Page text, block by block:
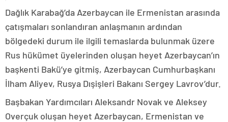
Dağlık Karabağ’da Azerbaycan ile Ermenistan arasında
çatışmaları sonlandıran anlaşmanın ardından
bölgedeki durum ile ilgili temaslarda bulunmak üzere
Rus hükümet üyelerinden oluşan heyet Azerbaycan’ın
başkenti Bakü’ye gitmiş, Azerbaycan Cumhurbaşkanı
İlham Aliyev, Rusya Dışişleri Bakanı Sergey Lavrov’dur.
Başbakan Yardımcıları Aleksandr Novak ve Aleksey
Overçuk oluşan heyet Azerbaycan, Ermenistan ve